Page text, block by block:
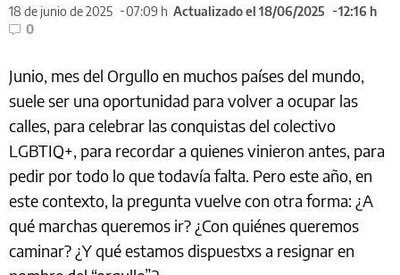
18 de junio de 2025 07:09 h Actualizado el 18/06/2025
12:16 h
0
Junio, mes del Orgullo en muchos países del mundo,
suele ser una oportunidad para volver a ocupar las
calles, para celebrar las conquistas del colectivo
LGBTIQ+, para recordar a quienes vinieron antes, para
pedir por todo lo que todavía falta. Pero este año, en
este contexto, la pregunta vuelve con otra forma: ¿A
qué marchas queremos ir? ¿Con quiénes queremos
caminar? ¿Y qué estamos dispuestxs a resignar en